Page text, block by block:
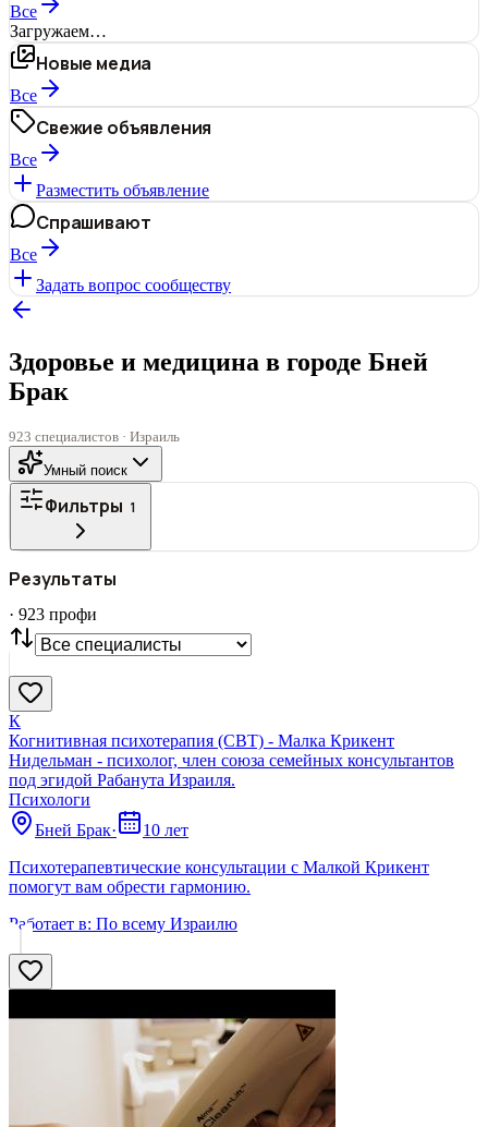
Все
Загружаем…
Новые медиа
Все
Свежие объявления
Все
Разместить объявление
Спрашивают
Все
Задать вопрос сообществу
Здоровье и медицина в городе Бней
Брак
923 специалистов · Израиль
Умный поиск
Фильтры 1
Все
СТАТУС
VIP С фото
Нашли
Сбросить
Результаты
· 923 профи
К
Когнитивная психотерапия (СВТ) - Малка Крикент
Нидельман - психолог, член союза семейных консультантов
под эгидой Рабанута Израиля.
Психологи
Бней Брак·
10 лет
Психотерапевтические консультации с Малкой Крикент
помогут вам обрести гармонию.
Работает в: По всему Израилю